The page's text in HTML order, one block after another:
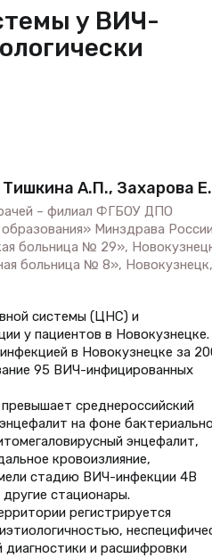
у ВИЧ-
А.П., Захарова
– филиал ФГБОУ ДПО
Минздрава
больница № 29»,
больница № 8», Новокузнецк,
системы (ЦНС) и
у пациентов в Новокузнецке.
в Новокузнецке за
95 ВИЧ-инфицированных
среднероссийский
на фоне
энцефалит,
кровоизлияние,
стадию ВИЧ-инфекции 4В
стационары.
регистрируется
диагностики и расшифровки